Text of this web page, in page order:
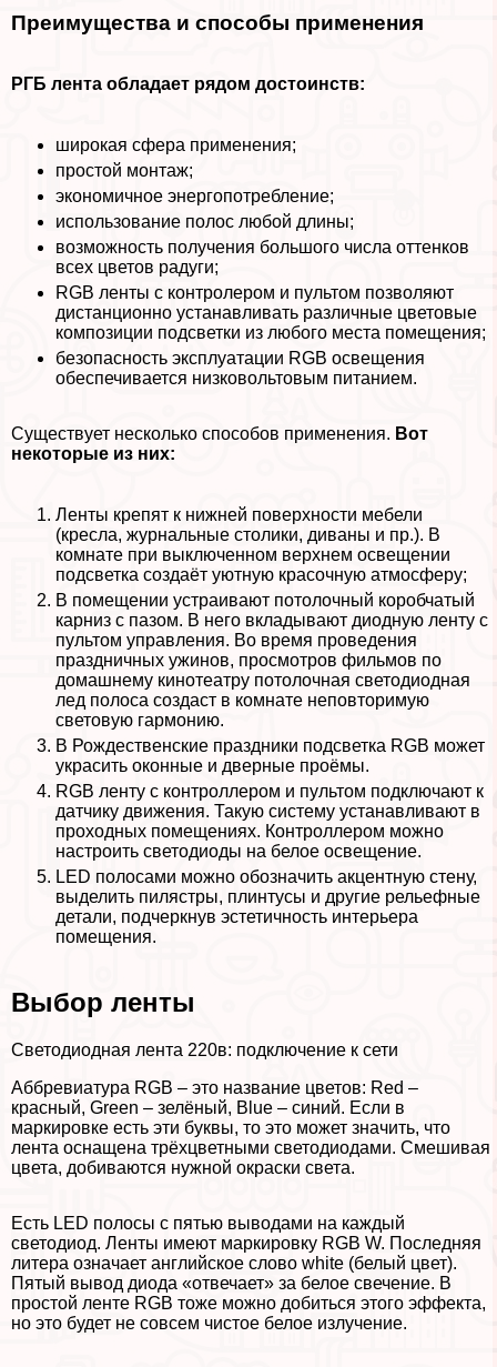
Преимущества и способы применения
РГБ лента обладает рядом достоинств:
широкая сфера применения;
простой монтаж;
экономичное энергопотрeбление;
использование полос любой длины;
возможность получения большого числа оттенков
всех цветов радуги;
RGB ленты с контролером и пультом позволяют
дистанционно устанавливать различные цветовые
композиции подсветки из любого места помещения;
безопасность эксплуатации RGB освещения
обеспечивается низковольтовым питанием.
Существует несколько способов применения. Вот
некоторые из них:
Ленты крепят к нижней поверхности мебели
(кресла, журнальные столики, диваны и пр.). В
комнате при выключенном верхнем освещении
подсветка создаёт уютную красочную атмосферу;
В помещении устраивают потолочный коробчатый
карниз с пазом. В него вкладывают диодную ленту с
пультом управления. Во время проведения
праздничных ужинов, просмотров фильмов по
домашнему кинотеатру потолочная светодиодная
лед полоса создаст в комнате неповторимую
световую гармонию.
В Рождественские праздники подсветка RGB может
украсить оконные и дверные проёмы.
RGB ленту с контроллером и пультом подключают к
датчику движения. Такую систему устанавливают в
проходных помещениях. Контроллером можно
настроить светодиоды на белое освещение.
LED полосами можно обозначить акцентную стену,
выделить пилястры, плинтусы и другие рельефные
детали, подчеркнув эстетичность интерьера
помещения.
Выбор ленты
Светодиодная лента 220в: подключение к сети
Аббревиатура RGB – это название цветов: Red –
красный, Green – зелёный, Blue – синий. Если в
маркировке есть эти буквы, то это может значить, что
лента оснащена трёхцветными светодиодами. Смешивая
цвета, добиваются нужной окраски света.
Есть LED полосы с пятью выводами на каждый
светодиод. Ленты имеют маркировку RGB W. Последняя
литера означает английское слово white (белый цвет).
Пятый вывод диода «отвечает» за белое свечение. В
простой ленте RGB тоже можно добиться этого эффекта,
но это будет не совсем чистое белое излучение.